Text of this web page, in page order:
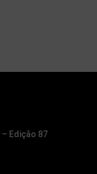
Edição 87